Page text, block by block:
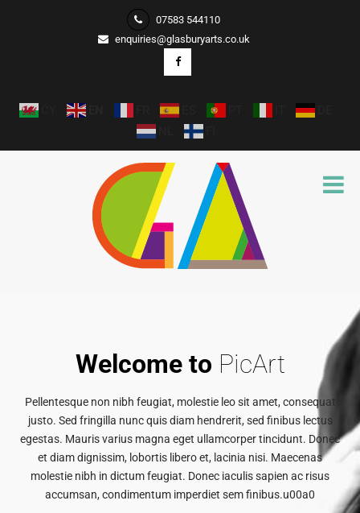
07583 544110
enquiries@glasburyarts.co.uk
Welcome to PicArt
Pellentesque non nibh feugiat, molestie leo sit amet, consequat
justo. Sed fringilla nunc quis diam hendrerit, sed finibus lectus
egestas. Mauris varius magna eget ullamcorper tincidunt. Donec
et diam dignissim, lobortis libero et, lacinia nisi. Maecenas
molestie nibh in dictum feugiat. Donec iaculis sapien ac risus
accumsan, condimentum imperdiet sem finibus.u00a0